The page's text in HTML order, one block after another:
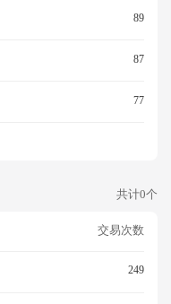
89
87
77
共计0个
交易次数
249